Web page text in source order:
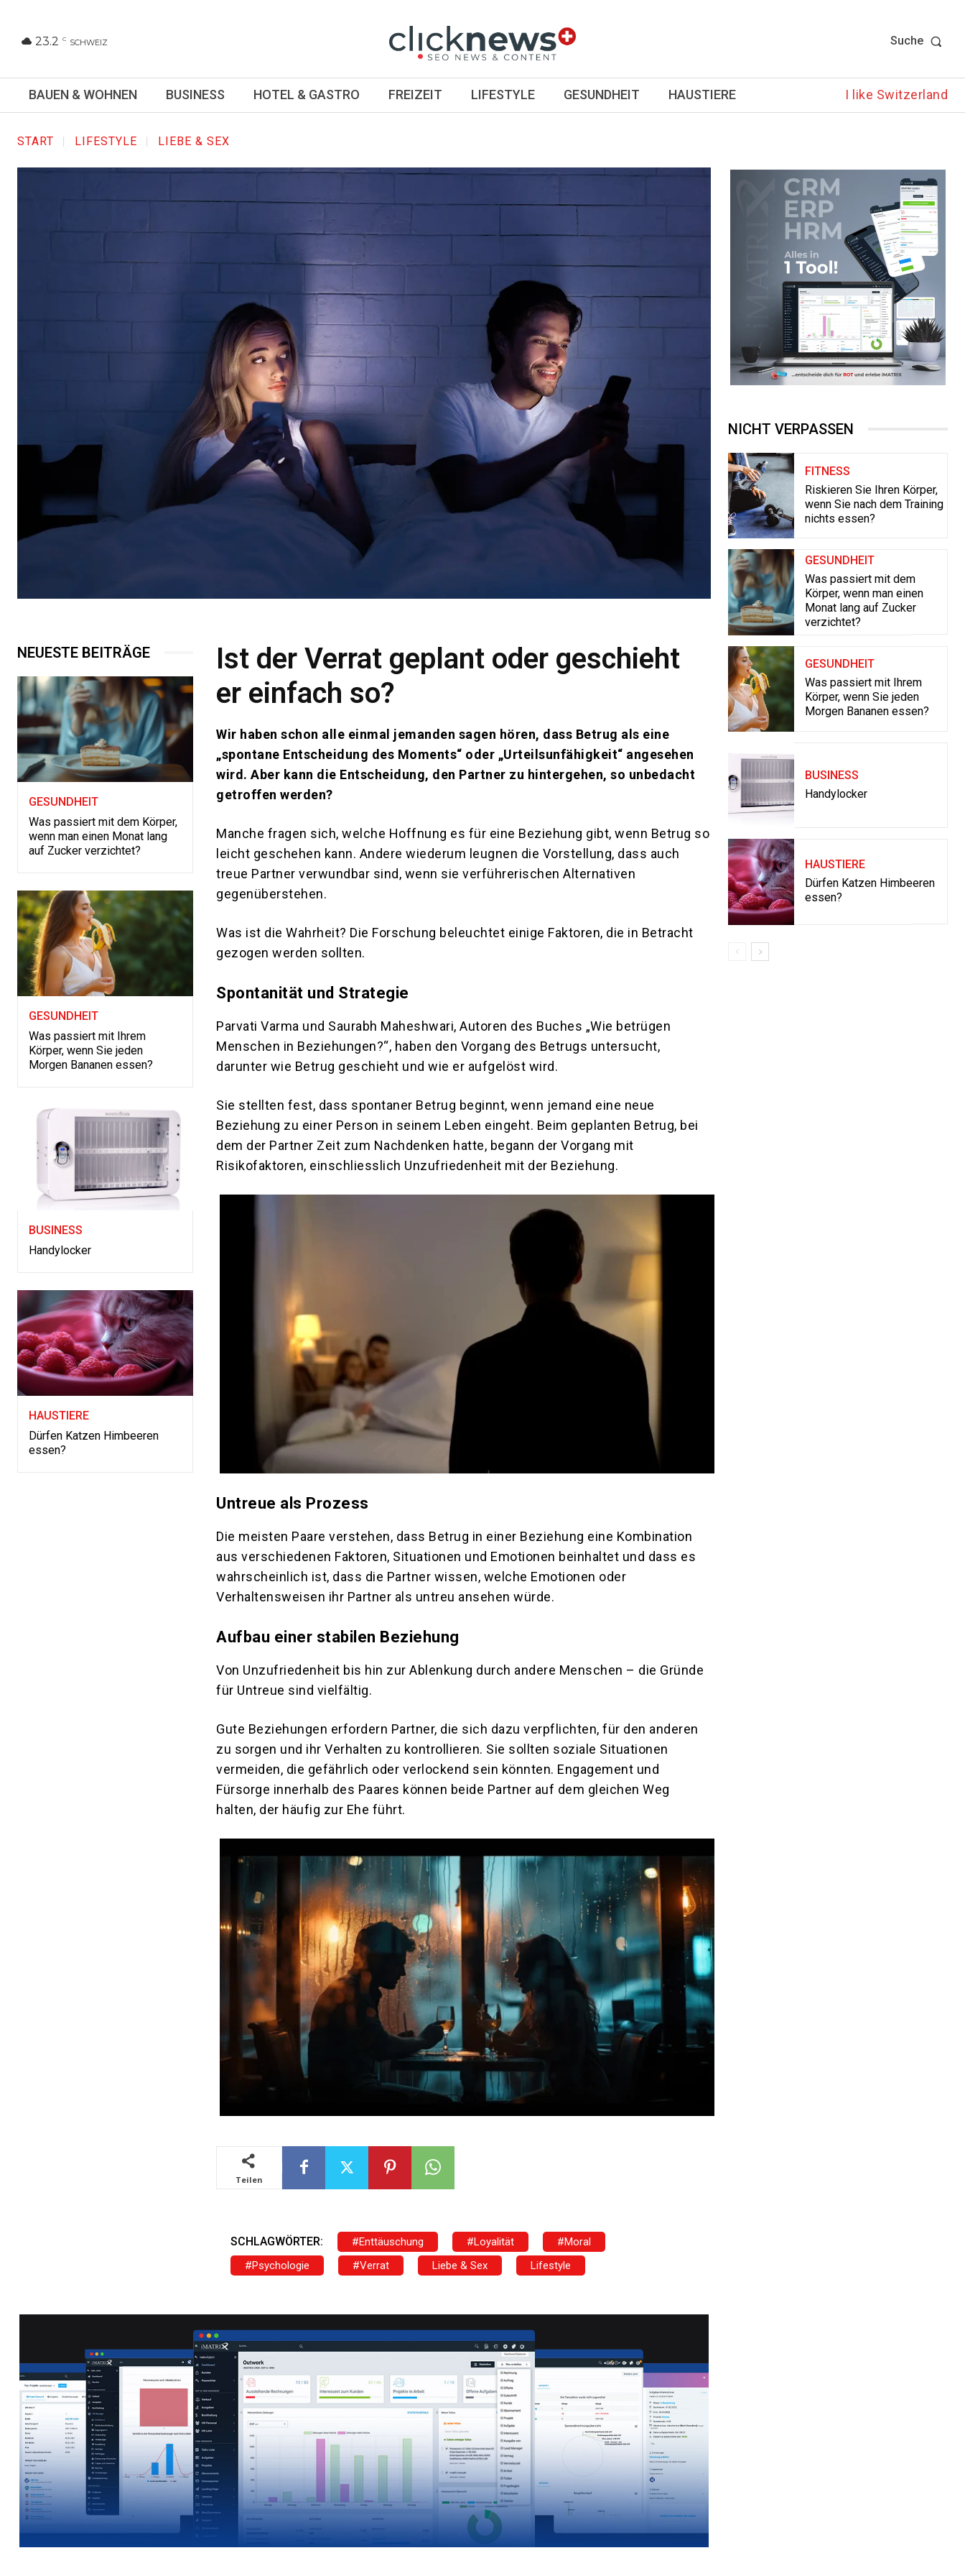
23.2 C SCHWEIZ Suche
BAUEN & WOHNEN BUSINESS HOTEL & GASTRO FREIZEIT LIFESTYLE GESUNDHEIT HAUSTIERE I like Switzerland
START LIFESTYLE LIEBE & SEX
NEUESTE BEITRÄGE
GESUNDHEIT
Was passiert mit dem Körper,
wenn man einen Monat lang
auf Zucker verzichtet?
GESUNDHEIT
Was passiert mit Ihrem
Körper, wenn Sie jeden
Morgen Bananen essen?
BUSINESS
Handylocker
HAUSTIERE
Dürfen Katzen Himbeeren
essen?
Ist der Verrat geplant oder geschieht
er einfach so?
Wir haben schon alle einmal jemanden sagen hören, dass Betrug als eine
„spontane Entscheidung des Moments“ oder „Urteilsunfähigkeit“ angesehen
wird. Aber kann die Entscheidung, den Partner zu hintergehen, so unbedacht
getroffen werden?
Manche fragen sich, welche Hoffnung es für eine Beziehung gibt, wenn Betrug so
leicht geschehen kann. Andere wiederum leugnen die Vorstellung, dass auch
treue Partner verwundbar sind, wenn sie verführerischen Alternativen
gegenüberstehen.
Was ist die Wahrheit? Die Forschung beleuchtet einige Faktoren, die in Betracht
gezogen werden sollten.
Spontanität und Strategie
Parvati Varma und Saurabh Maheshwari, Autoren des Buches „Wie betrügen
Menschen in Beziehungen?“, haben den Vorgang des Betrugs untersucht,
darunter wie Betrug geschieht und wie er aufgelöst wird.
Sie stellten fest, dass spontaner Betrug beginnt, wenn jemand eine neue
Beziehung zu einer Person in seinem Leben eingeht. Beim geplanten Betrug, bei
dem der Partner Zeit zum Nachdenken hatte, begann der Vorgang mit
Risikofaktoren, einschliesslich Unzufriedenheit mit der Beziehung.
Untreue als Prozess
Die meisten Paare verstehen, dass Betrug in einer Beziehung eine Kombination
aus verschiedenen Faktoren, Situationen und Emotionen beinhaltet und dass es
wahrscheinlich ist, dass die Partner wissen, welche Emotionen oder
Verhaltensweisen ihr Partner als untreu ansehen würde.
Aufbau einer stabilen Beziehung
Von Unzufriedenheit bis hin zur Ablenkung durch andere Menschen – die Gründe
für Untreue sind vielfältig.
Gute Beziehungen erfordern Partner, die sich dazu verpflichten, für den anderen
zu sorgen und ihr Verhalten zu kontrollieren. Sie sollten soziale Situationen
vermeiden, die gefährlich oder verlockend sein könnten. Engagement und
Fürsorge innerhalb des Paares können beide Partner auf dem gleichen Weg
halten, der häufig zur Ehe führt.
Teilen
SCHLAGWÖRTER: #Enttäuschung #Loyalität
#Moral
#Psychologie
#Verrat Liebe & Sex Lifestyle
NICHT VERPASSEN
FITNESS
Riskieren Sie Ihren Körper,
wenn Sie nach dem Training
nichts essen?
GESUNDHEIT
Was passiert mit dem
Körper, wenn man einen
Monat lang auf Zucker
verzichtet?
GESUNDHEIT
Was passiert mit Ihrem
Körper, wenn Sie jeden
Morgen Bananen essen?
BUSINESS
Handylocker
HAUSTIERE
Dürfen Katzen Himbeeren
essen?